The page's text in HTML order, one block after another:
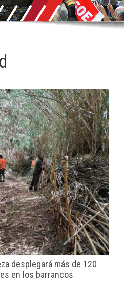
desplegará más de 120
en los barrancos